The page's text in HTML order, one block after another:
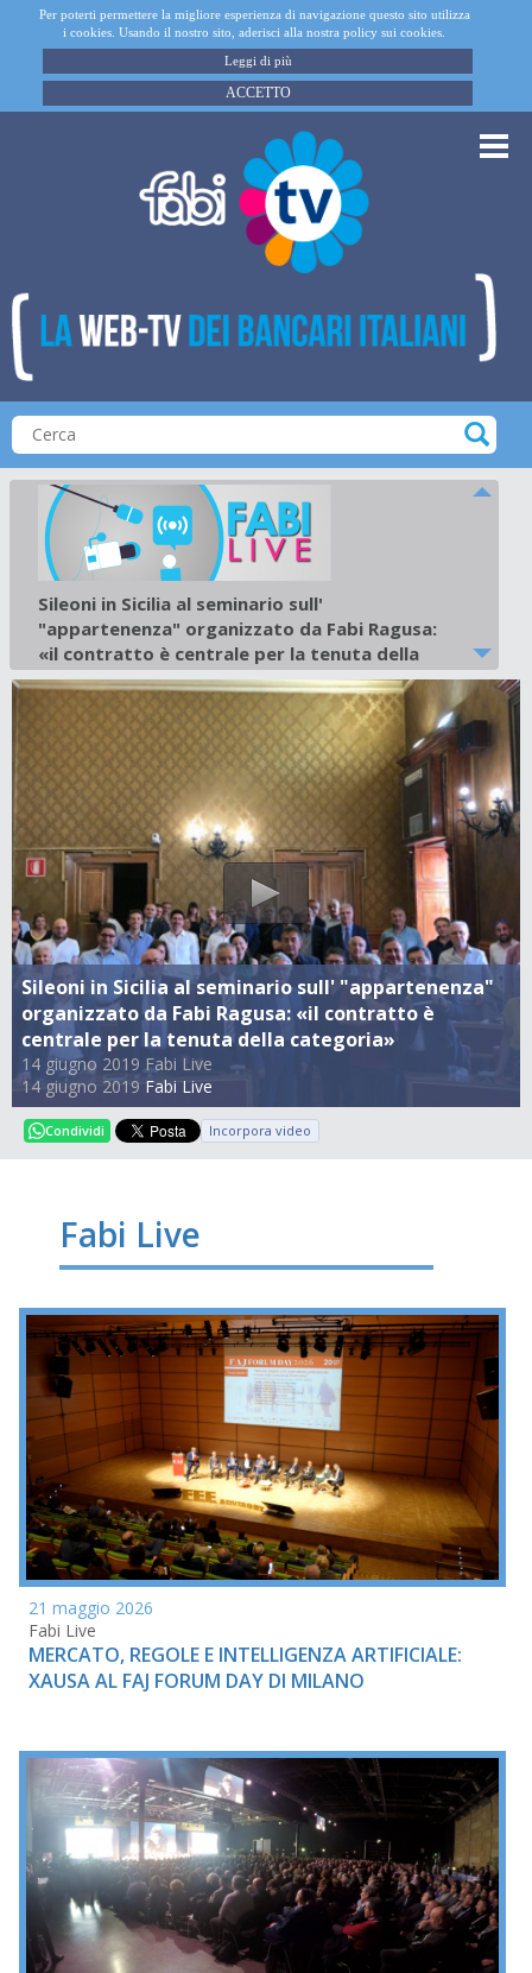
Per poterti permettere la migliore esperienza di navigazione questo sito utilizza
i cookies. Usando il nostro sito, aderisci alla nostra policy sui cookies.
Leggi di più
ACCETTO
Sileoni in Sicilia al seminario sull' "appartenenza"
organizzato da Fabi Ragusa: «il contratto è
centrale per la tenuta della categoria»
14 giugno 2019 Fabi Live
14 giugno 2019 Fabi Live
Sileoni in Sicilia al seminario sull'
"appartenenza" organizzato da Fabi Ragusa:
«il contratto è centrale per la tenuta della
categoria»
14 giugno 2019 -Fabi Live
Condividi Incorpora video
Fabi Live
21 maggio 2026
Fabi Live
MERCATO, REGOLE E INTELLIGENZA ARTIFICIALE:
XAUSA AL FAJ FORUM DAY DI MILANO